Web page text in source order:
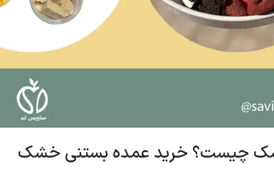
چیست؟ خرید عمده بستنی خشک